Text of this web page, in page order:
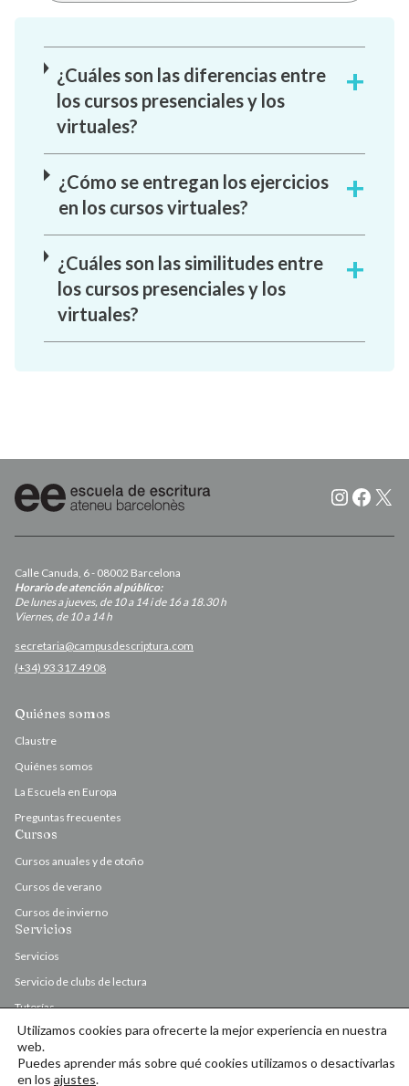
¿Cuáles son las diferencias entre
los cursos presenciales y los
virtuales?
¿Cómo se entregan los ejercicios
en los cursos virtuales?
¿Cuáles son las similitudes entre
los cursos presenciales y los
virtuales?
X
Calle Canuda, 6 - 08002 Barcelona
Horario de atención al público:
De lunes a jueves, de 10 a 14 i de 16 a 18.30 h
Viernes, de 10 a 14 h
secretaria@campusdescriptura.com
(+34) 93 317 49 08
Quiénes somos
Claustre
Quiénes somos
La Escuela en Europa
Preguntas frecuentes
Cursos
Cursos anuales y de otoño
Cursos de verano
Cursos de invierno
Servicios
Servicios
Servicio de clubs de lectura
Tutorías
Valoración y corrección de originales
Utilizamos cookies para ofrecerte la mejor experiencia en nuestra
web.
Puedes aprender más sobre qué cookies utilizamos o desactivarlas
en los ajustes.